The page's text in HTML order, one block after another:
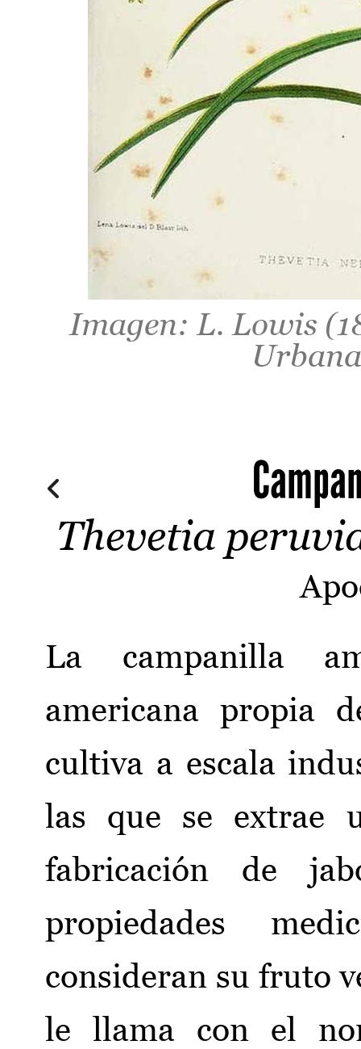
Imagen: L. Lowis
Thevetia
La campanilla
americana propia
cultiva a escala
las que se extrae
fabricación de
propiedades
consideran su fruto
le llama con el